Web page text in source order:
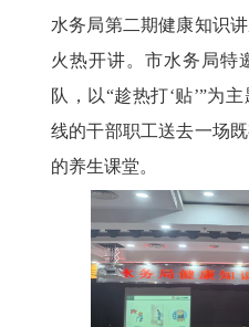
水务局第二期健康知识
火热开讲。市水务局特
队，以“趁热打‘贴’”为
线的干部职工送去一场
的养生课堂。